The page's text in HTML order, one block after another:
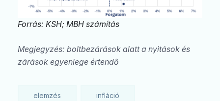
Forrás: KSH; MBH számítás
Megjegyzés: boltbezárások alatt a nyitások és
zárások egyenlege értendő
elemzés infláció